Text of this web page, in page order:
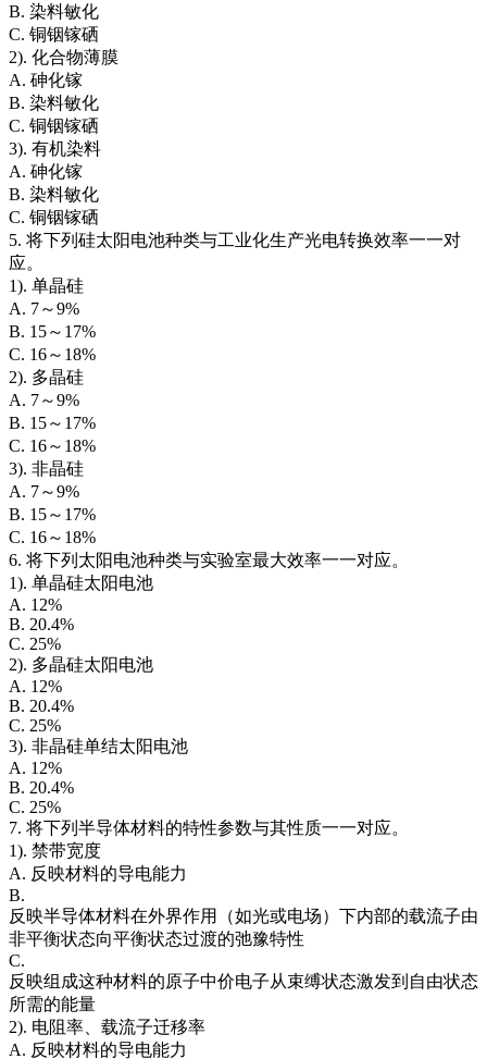
B. 染料敏化
C. 铜铟镓硒
2). 化合物薄膜
A. 砷化镓
B. 染料敏化
C. 铜铟镓硒
3). 有机染料
A. 砷化镓
B. 染料敏化
C. 铜铟镓硒
5. 将下列硅太阳电池种类与工业化生产光电转换效率一一对
应。
1). 单晶硅
A. 7～9%
B. 15～17%
C. 16～18%
2). 多晶硅
A. 7～9%
B. 15～17%
C. 16～18%
3). 非晶硅
A. 7～9%
B. 15～17%
C. 16～18%
6. 将下列太阳电池种类与实验室最大效率一一对应。
1). 单晶硅太阳电池
A. 12%
B. 20.4%
C. 25%
2). 多晶硅太阳电池
A. 12%
B. 20.4%
C. 25%
3). 非晶硅单结太阳电池
A. 12%
B. 20.4%
C. 25%
7. 将下列半导体材料的特性参数与其性质一一对应。
1). 禁带宽度
A. 反映材料的导电能力
B.
反映半导体材料在外界作用（如光或电场）下内部的载流子由
非平衡状态向平衡状态过渡的弛豫特性
C.
反映组成这种材料的原子中价电子从束缚状态激发到自由状态
所需的能量
2). 电阻率、载流子迁移率
A. 反映材料的导电能力